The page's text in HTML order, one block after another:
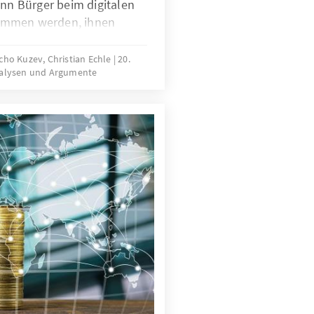
Bürger beim digitalen
werden, ihnen
zur Verfügung stehen,
Staat gelegt.
und die Nutzung
Kuzev, Christian Echle 20.
und Argumente